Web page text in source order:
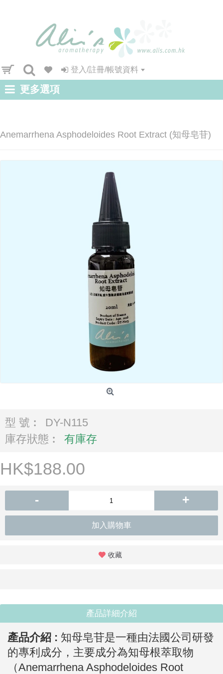
登入/註冊/帳號資料
更多選項
Anemarrhena Asphodeloides Root Extract (知母皂苷)
型 號︰
DY-N115
庫存狀態︰
有庫存
HK$188.00
- +
加入購物車
收藏
產品詳細介紹
產品介紹 : 知母皂苷是一種由法國公司研發
的專利成分，主要成分為知母根萃取物
（Anemarrhena Asphodeloides Root